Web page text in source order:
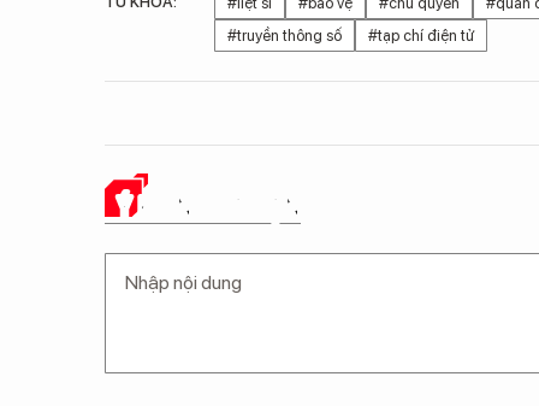
#truyền thông số
#tạp chí điện tử
Ý KIẾN CỦA BẠN